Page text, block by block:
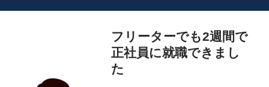
フリーターでも2週間で
正社員に就職できまし
た